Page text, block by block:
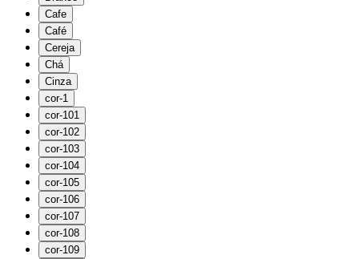
Cafe
Café
Cereja
Chá
Cinza
cor-1
cor-101
cor-102
cor-103
cor-104
cor-105
cor-106
cor-107
cor-108
cor-109